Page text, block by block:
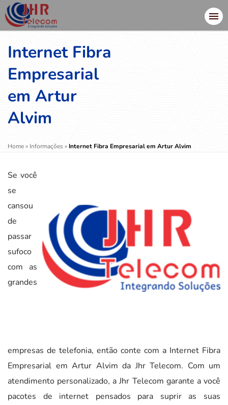
Internet Fibra
Empresarial
em Artur
Alvim
Home» Informações» Internet Fibra Empresarial em Artur Alvim
Se você
se
cansou
de
passar
sufoco
com as
grandes
empresas de telefonia, então conte com a Internet Fibra
Empresarial em Artur Alvim da Jhr Telecom. Com um
atendimento personalizado, a Jhr Telecom garante a você
pacotes de internet pensados para suprir as suas